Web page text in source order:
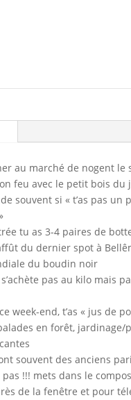
au marché de nogent le
feu avec le petit bois du
souvent si « t’as pas
tu as 3-4 paires de
du dernier spot à
du boudin noir
pas au kilo mais
week-end, t’as « jus de
en forêt,
souvent des anciens
!!! mets dans le
de la fenêtre et pour